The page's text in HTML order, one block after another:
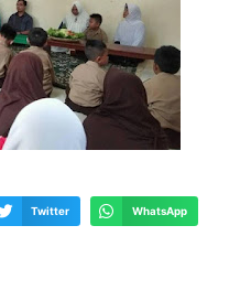
Twitter WhatsApp